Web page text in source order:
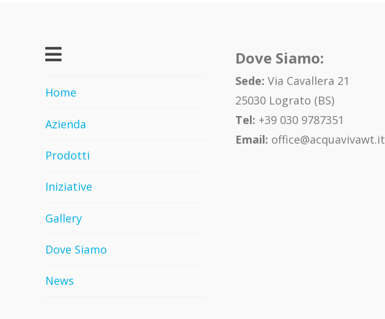
Home
Azienda
Prodotti
Iniziative
Gallery
Dove Siamo
News
Dove Siamo:
Sede: Via Cavallera 21
25030 Lograto (BS)
Tel: +39 030 9787351
Email: office@acquavivawt.it